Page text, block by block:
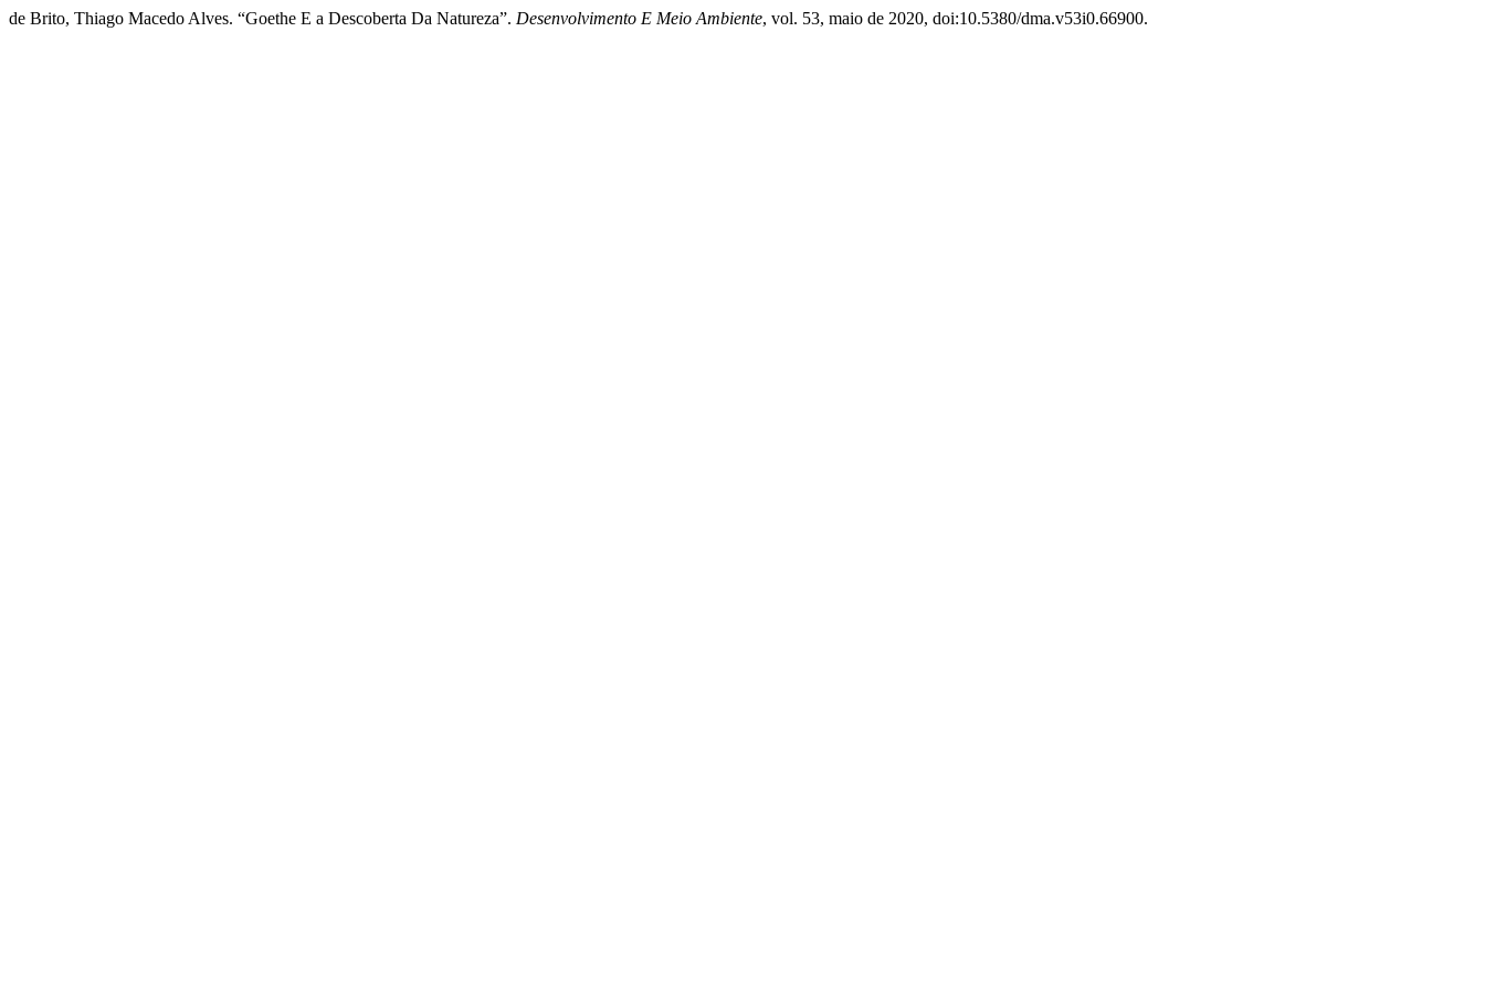
de Brito, Thiago Macedo Alves. “Goethe E a Descoberta Da Natureza”. Desenvolvimento E Meio Ambiente, vol. 53, maio de 2020, doi:10.5380/dma.v53i0.66900.